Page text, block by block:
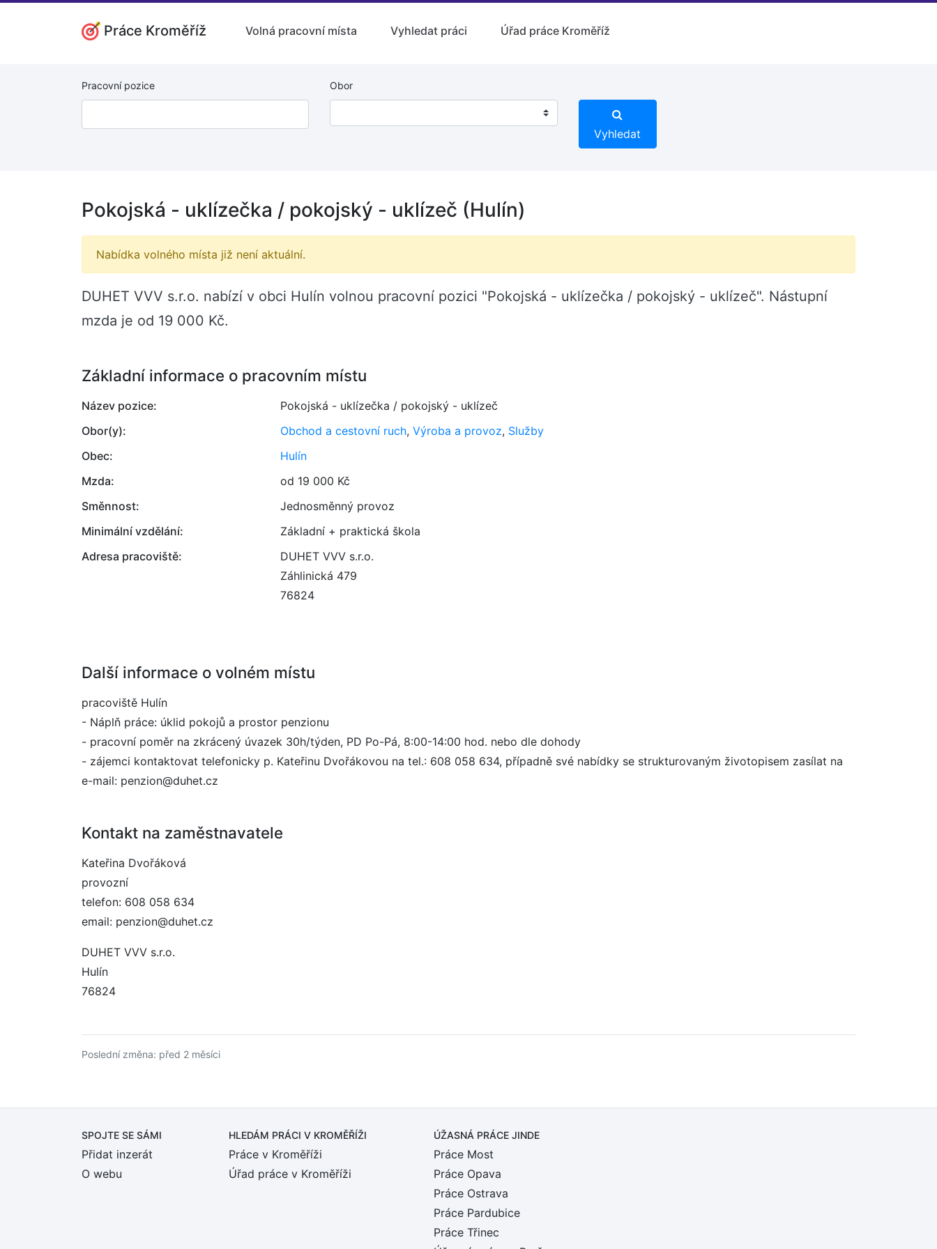
Práce Kroměříž Volná pracovní místa Vyhledat práci Úřad práce Kroměříž
Pracovní pozice Obor
Vyhledat
Pokojská - uklízečka / pokojský - uklízeč (Hulín)
Nabídka volného místa již není aktuální.
DUHET VVV s.r.o. nabízí v obci Hulín volnou pracovní pozici "Pokojská - uklízečka / pokojský - uklízeč". Nástupní
mzda je od 19 000 Kč.
Základní informace o pracovním místu
Název pozice:
Pokojská - uklízečka / pokojský - uklízeč
Obor(y):
Obchod a cestovní ruch, Výroba a provoz, Služby
Obec:
Hulín
Mzda:
od 19 000 Kč
Směnnost:
Jednosměnný provoz
Minimální vzdělání:
Základní + praktická škola
Adresa pracoviště:
DUHET VVV s.r.o.
Záhlinická 479
76824
Další informace o volném místu
pracoviště Hulín
- Náplň práce: úklid pokojů a prostor penzionu
- pracovní poměr na zkrácený úvazek 30h/týden, PD Po-Pá, 8:00-14:00 hod. nebo dle dohody
- zájemci kontaktovat telefonicky p. Kateřinu Dvořákovou na tel.: 608 058 634, případně své nabídky se strukturovaným životopisem zasílat na
e-mail: penzion@duhet.cz
Kontakt na zaměstnavatele
Kateřina Dvořáková
provozní
telefon: 608 058 634
email: penzion@duhet.cz
DUHET VVV s.r.o.
Hulín
76824
Poslední změna: před 2 měsíci
SPOJTE SE SÁMI
Přidat inzerát
O webu
HLEDÁM PRÁCI V KROMĚŘÍŽI
Práce v Kroměříži
Úřad práce v Kroměříži
ÚŽASNÁ PRÁCE JINDE
Práce Most
Práce Opava
Práce Ostrava
Práce Pardubice
Práce Třinec